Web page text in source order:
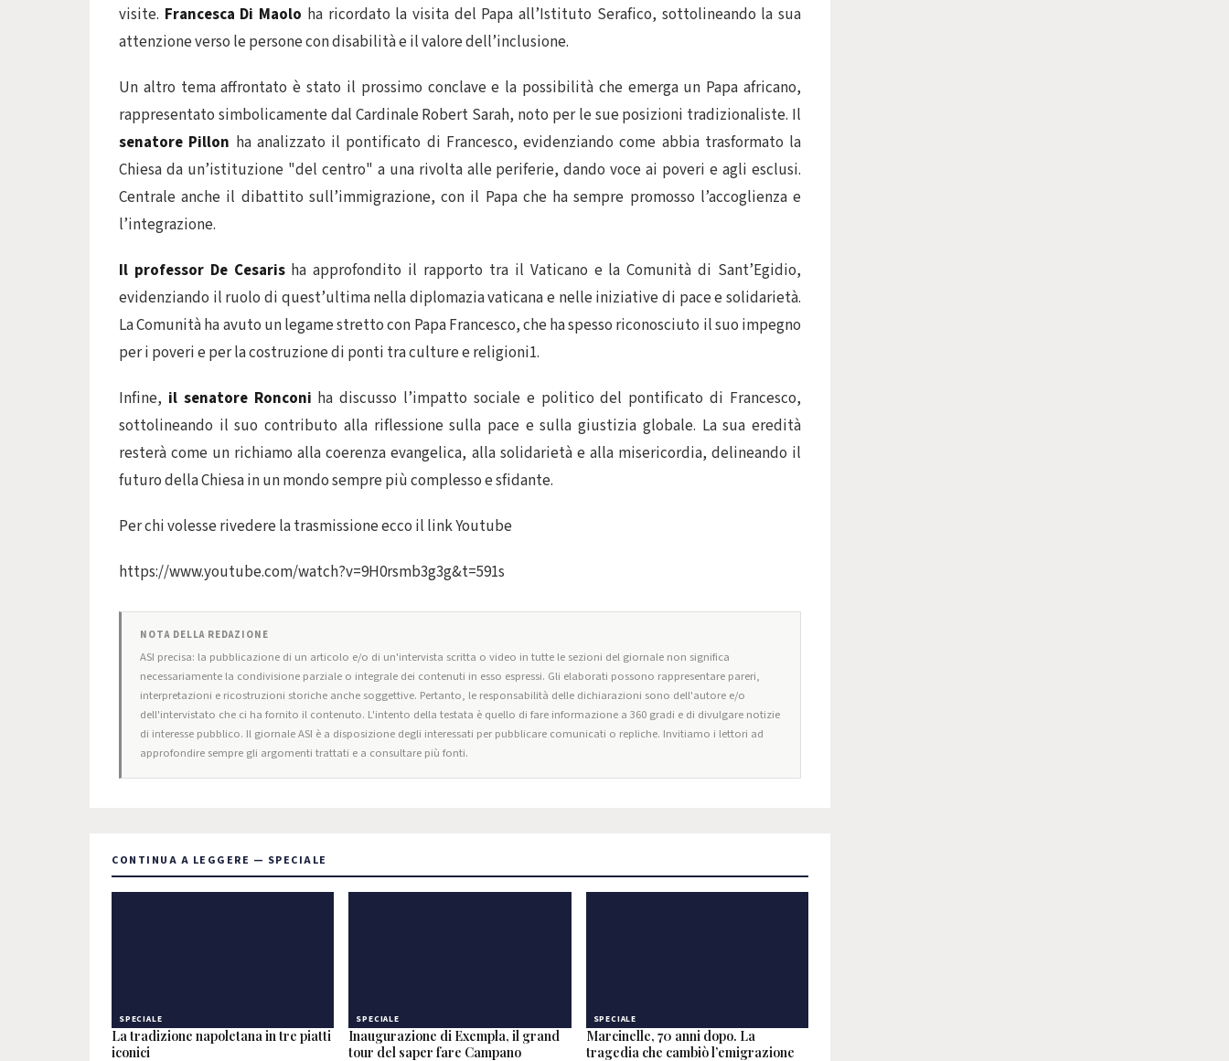
visite. Francesca Di Maolo ha ricordato la visita del Papa all’Istituto Serafico, sottolineando la sua
attenzione verso le persone con disabilità e il valore dell’inclusione.
Un altro tema affrontato è stato il prossimo conclave e la possibilità che emerga un Papa africano,
rappresentato simbolicamente dal Cardinale Robert Sarah, noto per le sue posizioni tradizionaliste. Il
senatore Pillon ha analizzato il pontificato di Francesco, evidenziando come abbia trasformato la
Chiesa da un’istituzione "del centro" a una rivolta alle periferie, dando voce ai poveri e agli esclusi.
Centrale anche il dibattito sull’immigrazione, con il Papa che ha sempre promosso l’accoglienza e
l’integrazione.
Il professor De Cesarisha approfondito il rapporto tra il Vaticano e la Comunità di Sant’Egidio,
evidenziando il ruolo di quest’ultima nella diplomazia vaticana e nelle iniziative di pace e solidarietà.
La Comunità ha avuto un legame stretto con Papa Francesco, che ha spesso riconosciuto il suo impegno
per i poveri e per la costruzione di ponti tra culture e religioni1.
Infine, il senatore Ronconi ha discusso l’impatto sociale e politico del pontificato di Francesco,
sottolineando il suo contributo alla riflessione sulla pace e sulla giustizia globale. La sua eredità
resterà come un richiamo alla coerenza evangelica, alla solidarietà e alla misericordia, delineando il
futuro della Chiesa in un mondo sempre più complesso e sfidante.
Per chi volesse rivedere la trasmissione ecco il link Youtube
https://www.youtube.com/watch?v=9H0rsmb3g3g&t=591s
NOTA DELLA REDAZIONE
ASI precisa: la pubblicazione di un articolo e/o di un'intervista scritta o video in tutte le sezioni del giornale non significa
necessariamente la condivisione parziale o integrale dei contenuti in esso espressi. Gli elaborati possono rappresentare pareri,
interpretazioni e ricostruzioni storiche anche soggettive. Pertanto, le responsabilità delle dichiarazioni sono dell'autore e/o
dell'intervistato che ci ha fornito il contenuto. L'intento della testata è quello di fare informazione a 360 gradi e di divulgare notizie
di interesse pubblico. Il giornale ASI è a disposizione degli interessati per pubblicare comunicati o repliche. Invitiamo i lettori ad
approfondire sempre gli argomenti trattati e a consultare più fonti.
CONTINUA A LEGGERE — SPECIALE
SPECIALE
La tradizione napoletana in tre piatti
iconici
SPECIALE
Inaugurazione di Exempla, il grand
tour del saper fare Campano
SPECIALE
Marcinelle, 70 anni dopo. La
tragedia che cambiò l’emigrazione